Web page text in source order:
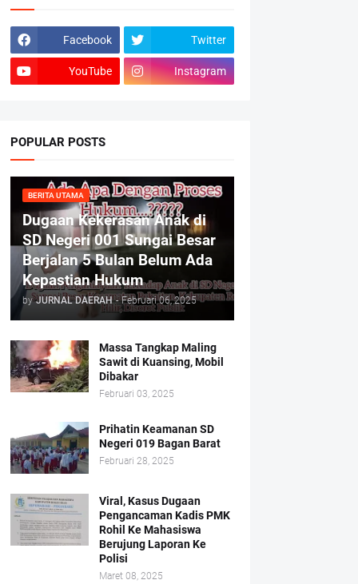
Facebook Twitter
YouTube Instagram
POPULAR POSTS
BERITA UTAMA
Dugaan Kekerasan Anak di
SD Negeri 001 Sungai Besar
Berjalan 5 Bulan Belum Ada
Kepastian Hukum
by JURNAL DAERAH - Februari 06, 2025
Massa Tangkap Maling
Sawit di Kuansing, Mobil
Dibakar
Februari 03, 2025
Prihatin Keamanan SD
Negeri 019 Bagan Barat
Februari 28, 2025
Viral, Kasus Dugaan
Pengancaman Kadis PMK
Rohil Ke Mahasiswa
Berujung Laporan Ke
Polisi
Maret 08, 2025